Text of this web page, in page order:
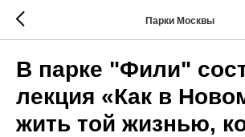
Парки Москвы
В парке "Фили"
лекция «Как в
жить той жизнью,